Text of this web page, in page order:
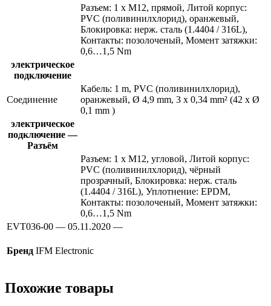
Разъем: 1 x M12, прямой, Литой корпус:
PVC (поливинилхлорид), оранжевый,
Блокировка: нерж. сталь (1.4404 / 316L),
Контакты: позолоченый, Момент затяжки:
0,6…1,5 Nm
электрическое
подключение
Соединение
Кабель: 1 m, PVC (поливинилхлорид),
оранжевый, Ø 4,9 mm, 3 x 0,34 mm² (42 x Ø
0,1 mm )
электрическое
подключение —
Разъём
Разъем: 1 x M12, угловой, Литой корпус:
PVC (поливинилхлорид), чёрный
прозрачный, Блокировка: нерж. сталь
(1.4404 / 316L), Уплотнение: EPDM,
Контакты: позолоченый, Момент затяжки:
0,6…1,5 Nm
EVT036-00 — 05.11.2020 —
Бренд IFM Electronic
Похожие товары